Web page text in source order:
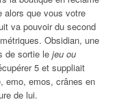
alors que vous votre
va pouvoir du second
Obsidian, une
de sortie le jeu ou
5 et suppliait
emo, emos, crânes en
de lui.